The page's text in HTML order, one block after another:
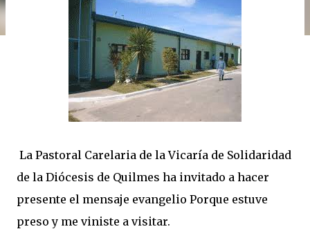
La Pastoral Carelaria de la Vicaría de Solidaridad
de la Diócesis de Quilmes ha invitado a hacer
presente el mensaje evangelio Porque estuve
preso y me viniste a visitar.